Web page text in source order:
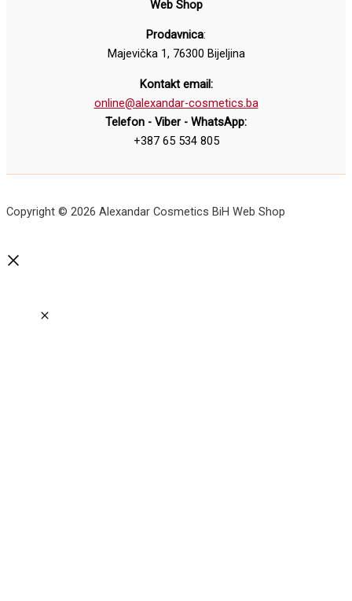
Web Shop
Prodavnica:
Majevička 1, 76300 Bijeljina
Kontakt email:
online@alexandar-cosmetics.ba
Telefon - Viber - WhatsApp:
+387 65 534 805
Copyright © 2026 Alexandar Cosmetics BiH Web Shop